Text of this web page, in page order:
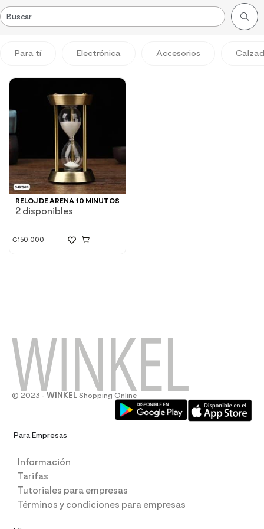
Para tí Electrónica Accesorios
RELOJ DE ARENA 10 MINUTOS
2 disponibles
₲150.000
© 2023 - WINKEL Shopping Online
Para Empresas
Información
Tarifas
Tutoriales para empresas
Términos y condiciones para empresas